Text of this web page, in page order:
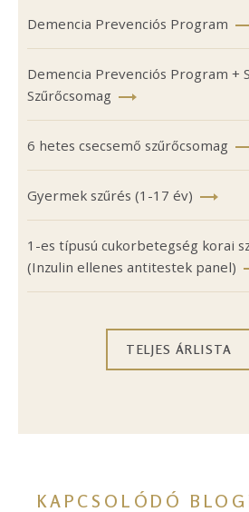
Demencia Prevenciós Program
Demencia Prevenciós Program +
Szűrőcsomag
6 hetes csecsemő szűrőcsomag
Gyermek szűrés (1-17 év)
1-es típusú cukorbetegség korai
(Inzulin ellenes antitestek panel)
TELJES ÁRLISTA
KAPCSOLÓDÓ